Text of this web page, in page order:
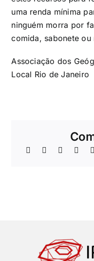
uma renda mínima
ninguém morra por
comida, sabonete ou
Associação dos
Local Rio de Janeiro